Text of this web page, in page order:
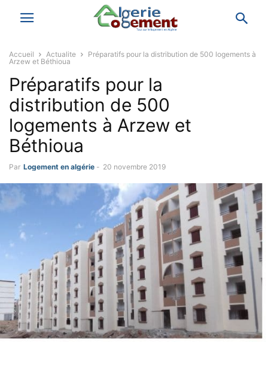
Accueil Actualite
Préparatifs pour la distribution de 500 logements à
Arzew et Béthioua
Préparatifs pour la
distribution de 500
logements à Arzew et
Béthioua
Par Logement en algérie - 20 novembre 2019